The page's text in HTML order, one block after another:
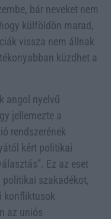
bár neveket nem
külföldön marad,
vissza nem állnak
küzdhet a
angol nyelvű
jellemezte a
rendszerének
kért politikai
Ez az eset
szakadékot,
konfliktusok
az uniós